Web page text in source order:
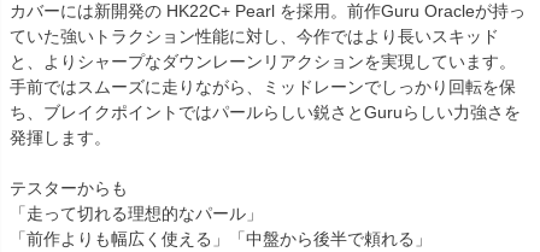
カバーには新開発の HK22C+ Pearl を採用。前作Guru Oracleが持っ
ていた強いトラクション性能に対し、今作ではより長いスキッド
と、よりシャープなダウンレーンリアクションを実現しています。
手前ではスムーズに走りながら、ミッドレーンでしっかり回転を保
ち、ブレイクポイントではパールらしい鋭さとGuruらしい力強さを
発揮します。
テスターからも
「走って切れる理想的なパール」
「前作よりも幅広く使える」「中盤から後半で頼れる」